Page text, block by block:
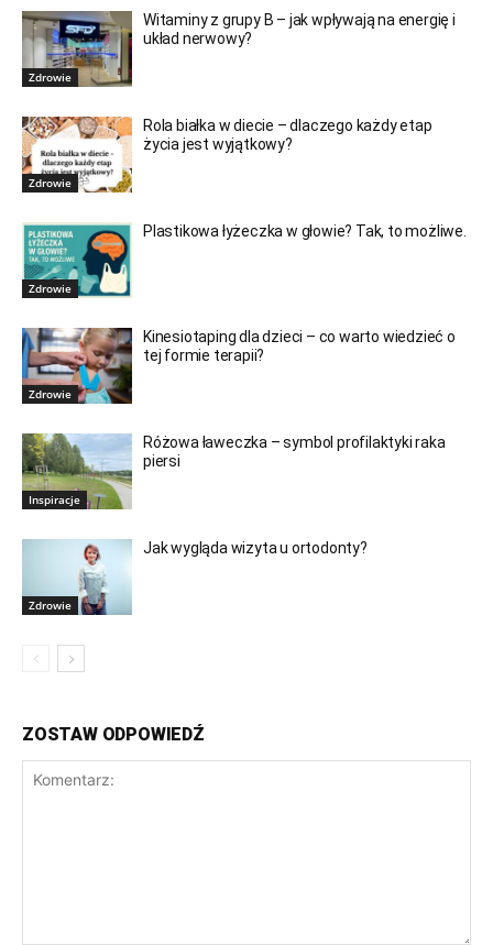
Zdrowie
Witaminy z grupy B – jak wpływają na energię i
układ nerwowy?
Zdrowie
Rola białka w diecie – dlaczego każdy etap
życia jest wyjątkowy?
Zdrowie
Plastikowa łyżeczka w głowie? Tak, to możliwe.
Zdrowie
Kinesiotaping dla dzieci – co warto wiedzieć o
tej formie terapii?
Inspiracje
Różowa ławeczka – symbol profilaktyki raka
piersi
Zdrowie
Jak wygląda wizyta u ortodonty?
ZOSTAW ODPOWIEDŹ